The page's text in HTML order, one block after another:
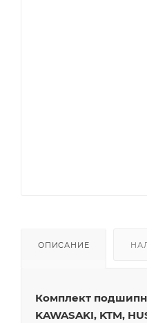
ОПИСАНИЕ
Комплект
KAWASAKI, KTM,